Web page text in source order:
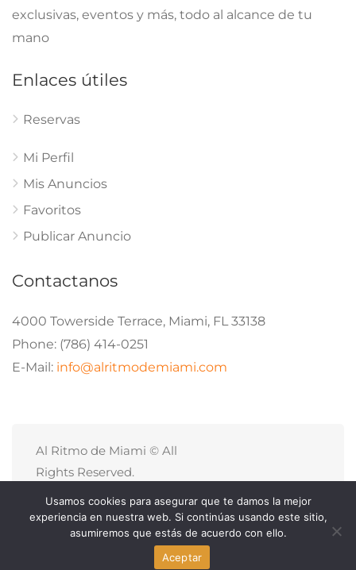
exclusivas, eventos y más, todo al alcance de tu
mano
Enlaces útiles
Reservas
Mi Perfil
Mis Anuncios
Favoritos
Publicar Anuncio
Contactanos
4000 Towerside Terrace, Miami, FL 33138
Phone: (786) 414-0251
E-Mail: info@alritmodemiami.com
Al Ritmo de Miami © All
Rights Reserved.
Politicas de Privacidad
Site Map
Usamos cookies para asegurar que te damos la mejor
experiencia en nuestra web. Si continúas usando este sitio,
asumiremos que estás de acuerdo con ello.
Aceptar